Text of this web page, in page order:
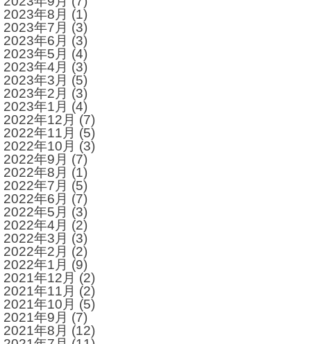
2023年8月 (1)
2023年7月 (3)
2023年6月 (3)
2023年5月 (4)
2023年4月 (3)
2023年3月 (5)
2023年2月 (3)
2023年1月 (4)
2022年12月 (7)
2022年11月 (5)
2022年10月 (3)
2022年9月 (7)
2022年8月 (1)
2022年7月 (5)
2022年6月 (7)
2022年5月 (3)
2022年4月 (2)
2022年3月 (3)
2022年2月 (2)
2022年1月 (9)
2021年12月 (2)
2021年11月 (2)
2021年10月 (5)
2021年9月 (7)
2021年8月 (12)